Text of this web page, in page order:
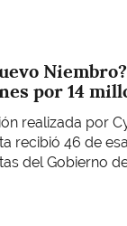
por 14
realizada por
recibió 46 de
del Gobierno de